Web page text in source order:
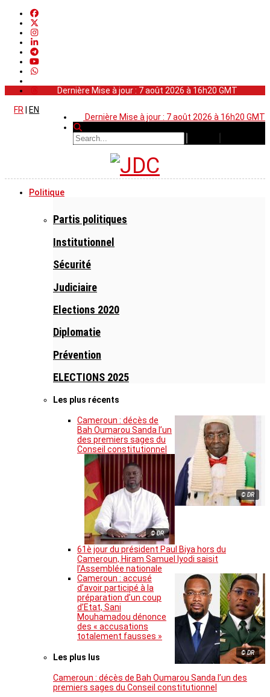
Dernière Mise à jour : 7 août 2026 à 16h20 GMT
Dernière Mise à jour : 7 août 2026 à 16h20 GMT
FR
EN
Politique
Partis politiques
Institutionnel
Sécurité
Judiciaire
Elections 2020
Diplomatie
Prévention
ELECTIONS 2025
Les plus récents
© DR
Cameroun : décès de
Bah Oumarou Sanda l’un
des premiers sages du
Conseil constitutionnel
© DR
61è jour du président Paul Biya hors du
Cameroun, Hiram Samuel Iyodi saisit
l’Assemblée nationale
© DR
Cameroun : accusé
d’avoir participé à la
préparation d’un coup
d’Etat, Sani
Mouhamadou dénonce
des « accusations
totalement fausses »
Les plus lus
Cameroun : décès de Bah Oumarou Sanda l’un des
premiers sages du Conseil constitutionnel